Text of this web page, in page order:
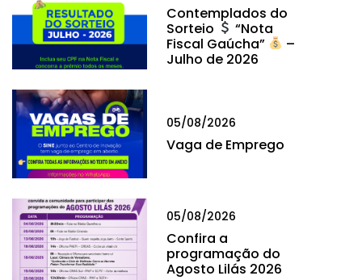
Contemplados do
Sorteio
“Nota
Fiscal Gaúcha”
–
Julho de 2026
05/08/2026
Vaga de Emprego
05/08/2026
Confira a
programação do
Agosto Lilás 2026